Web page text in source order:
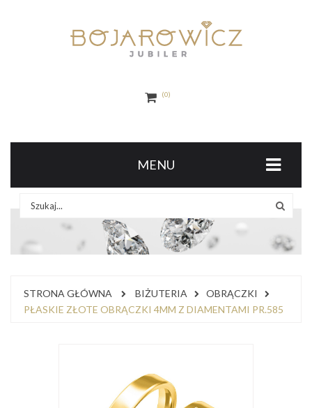
0
MENU
STRONA GŁÓWNA BIŻUTERIA
OBRĄCZKI
PŁASKIE ZŁOTE OBRĄCZKI 4MM Z DIAMENTAMI PR.585